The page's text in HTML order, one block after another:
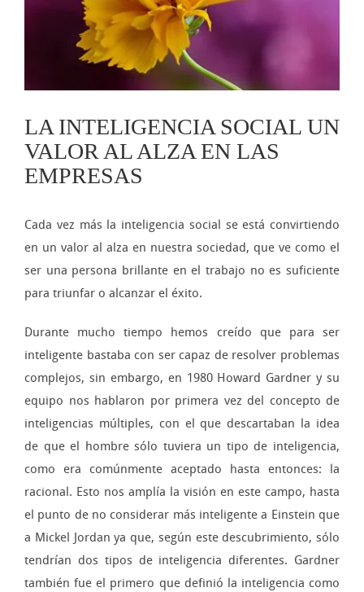
LA INTELIGENCIA SOCIAL UN
VALOR AL ALZA EN LAS
EMPRESAS
Cada vez más la inteligencia social se está convirtiendo
en un valor al alza en nuestra sociedad, que ve como el
ser una persona brillante en el trabajo no es suficiente
para triunfar o alcanzar el éxito.
Durante mucho tiempo hemos creído que para ser
inteligente bastaba con ser capaz de resolver problemas
complejos, sin embargo, en 1980 Howard Gardner y su
equipo nos hablaron por primera vez del concepto de
inteligencias múltiples, con el que descartaban la idea
de que el hombre sólo tuviera un tipo de inteligencia,
como era comúnmente aceptado hasta entonces: la
racional. Esto nos amplía la visión en este campo, hasta
el punto de no considerar más inteligente a Einstein que
a Mickel Jordan ya que, según este descubrimiento, sólo
tendrían dos tipos de inteligencia diferentes. Gardner
también fue el primero que definió la inteligencia como